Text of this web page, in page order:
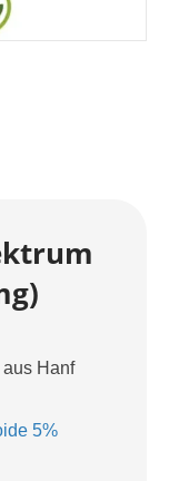
Hanf
5%